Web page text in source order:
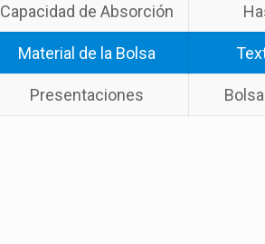
Capacidad de Absorción
Material de la Bolsa
Presentaciones